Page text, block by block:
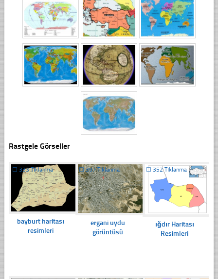
Rastgele Görseller
☐ 333 Tıklanma
bayburt haritası
resimleri
☐397 Tıklanma
ergani uydu
görüntüsü
☐ 352 Tıklanma
ığdır Haritası
Resimleri